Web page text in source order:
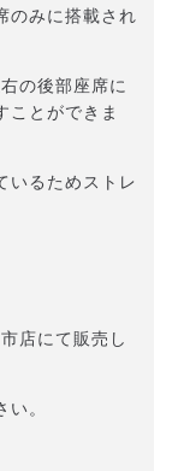
のみに搭載され
の後部座席に
ことができま
いるためストレ
店にて販売し
。